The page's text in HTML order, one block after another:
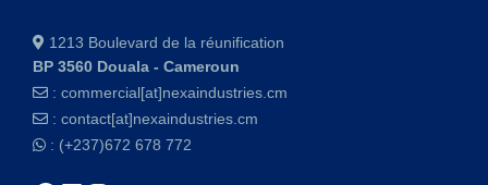
1213 Boulevard de la réunification
BP 3560 Douala - Cameroun
: commercial[at]nexaindustries.cm
: contact[at]nexaindustries.cm
: (+237)672 678 772